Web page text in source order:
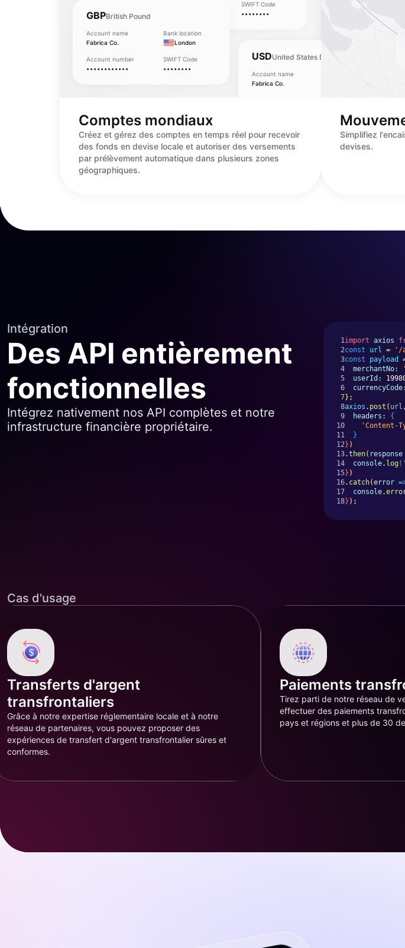
SWIFT Code
••••••••
GBPBritish Pound
Account name
Fabrica Co.
Bank location
London
Account number
••••••••••••
SWIFT Code
••••••••
USDUnited States Dollar
Account name
Fabrica Co.
Comptes mondiaux
Créez et gérez des comptes en temps réel pour recevoir
des fonds en devise locale et autoriser des versements
par prélèvement automatique dans plusieurs zones
géographiques.
Simplifiez
devises.
Intégration
Des API entièrement
fonctionnelles
Intégrez nativement nos API complètes et notre
infrastructure financière propriétaire.
1
2
3
4
5
6
7
8
9
10
11
12
13
14
15
16
17
18
import axios
const
url = '/
const
payload
merchantNo:
userId:
currencyCode:
} ;
axios . post ( url
headers:
{
'Content-
}
} )
.then( response
console. log(
} )
. catch(error
console.
} ) ;
Cas d'usage
Transferts d'argent
transfrontaliers
Grâce à notre expertise réglementaire locale et à notre
réseau de partenaires, vous pouvez proposer des
expériences de transfert d'argent transfrontalier sûres et
conformes.
Paiements
Tirez parti de notre réseau de
effectuer des paiements
pays et régions et plus de 30